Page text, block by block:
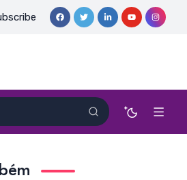
| Catedral de Sant’Ana | Caicó-RN